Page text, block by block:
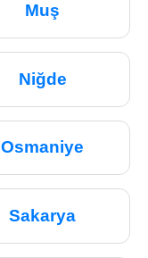
Muş
Niğde
Osmaniye
Sakarya